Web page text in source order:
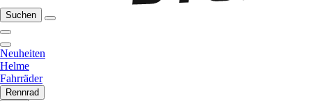
Suchen
Neuheiten
Helme
Fahrräder
Rennrad